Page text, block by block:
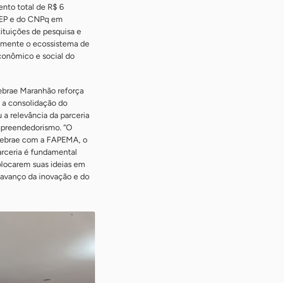
total de R$ 6
e do CNPq em
de pesquisa e
o ecossistema de
e social do
Maranhão reforça
consolidação do
relevância da parceria
“O
com a FAPEMA, o
é fundamental
suas ideias em
da inovação e do